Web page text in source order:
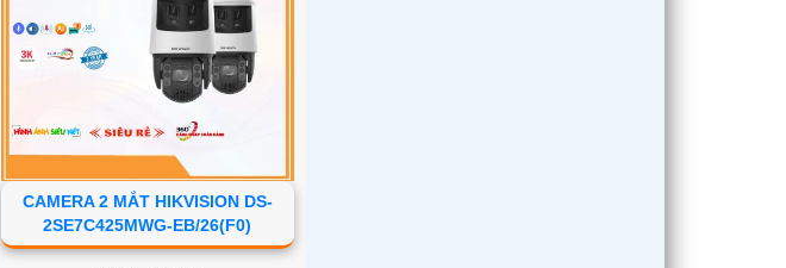
CAMERA 2 MẮT HIKVISION DS-
2SE7C425MWG-EB/26(F0)